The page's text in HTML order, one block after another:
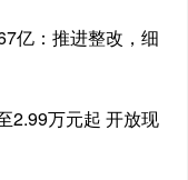
亿：推进整改，细
2.99万元起 开放现